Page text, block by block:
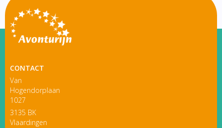
CONTACT
Van
Hogendorplaan
1027
3135 BK
Vlaardingen